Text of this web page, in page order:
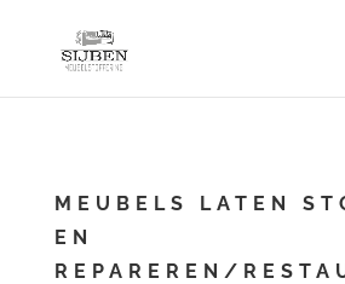
MEUBELS LATEN
EN
REPAREREN/